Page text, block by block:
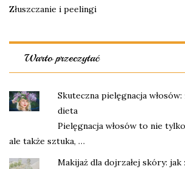
Złuszczanie i peelingi
Warto przeczytać
Skuteczna pielęgnacja
dieta
Pielęgnacja włosów to nie
ale także sztuka, …
Makijaż dla dojrzałej skóry: jak